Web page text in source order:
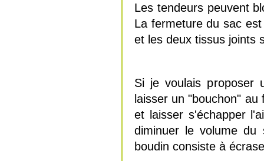
Les tendeurs peuvent
La fermeture du sac
et les deux tissus joints
Si je voulais proposer
laisser un "bouchon" au
et laisser s'échapper
diminuer le volume
boudin consiste à